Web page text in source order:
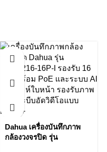
Dahua เครื่องบันทึกภาพ
กล้องวงจรปิด รุ่น